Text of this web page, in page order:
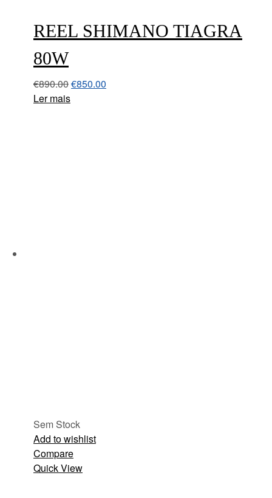
REEL SHIMANO TIAGRA
80W
€890.00€850.00
Ler mais
Sem Stock
Add to wishlist
Compare
Quick View